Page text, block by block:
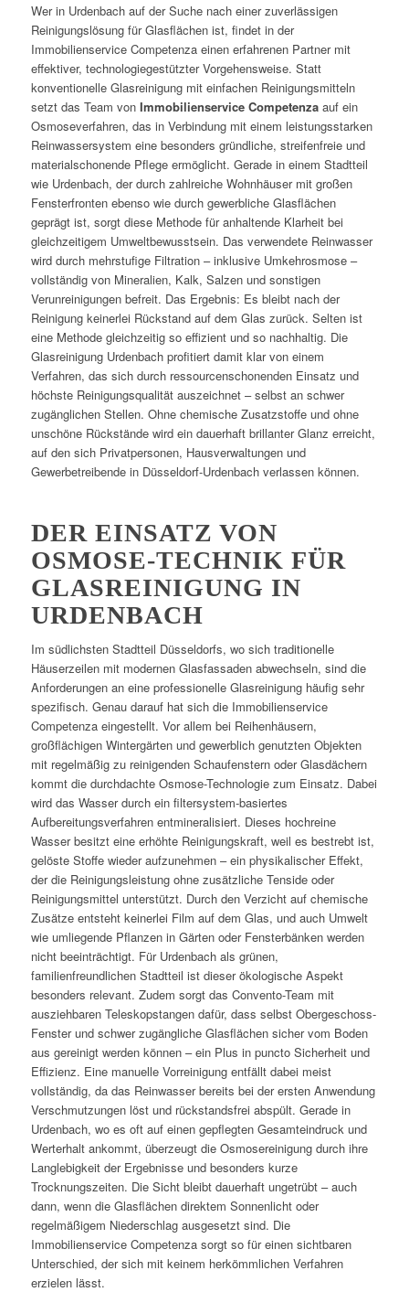
Wer in Urdenbach auf der Suche nach einer zuverlässigen
Reinigungslösung für Glasflächen ist, findet in der
Immobilienservice Competenza einen erfahrenen Partner mit
effektiver, technologiegestützter Vorgehensweise. Statt
konventionelle Glasreinigung mit einfachen Reinigungsmitteln
setzt das Team von Immobilienservice Competenzaauf ein
Osmoseverfahren, das in Verbindung mit einem leistungsstarken
Reinwassersystem eine besonders gründliche, streifenfreie und
materialschonende Pflege ermöglicht. Gerade in einem Stadtteil
wie Urdenbach, der durch zahlreiche Wohnhäuser mit großen
Fensterfronten ebenso wie durch gewerbliche Glasflächen
geprägt ist, sorgt diese Methode für anhaltende Klarheit bei
gleichzeitigem Umweltbewusstsein. Das verwendete Reinwasser
wird durch mehrstufige Filtration – inklusive Umkehrosmose –
vollständig von Mineralien, Kalk, Salzen und sonstigen
Verunreinigungen befreit. Das Ergebnis: Es bleibt nach der
Reinigung keinerlei Rückstand auf dem Glas zurück. Selten ist
eine Methode gleichzeitig so effizient und so nachhaltig. Die
Glasreinigung Urdenbach profitiert damit klar von einem
Verfahren, das sich durch ressourcenschonenden Einsatz und
höchste Reinigungsqualität auszeichnet – selbst an schwer
zugänglichen Stellen. Ohne chemische Zusatzstoffe und ohne
unschöne Rückstände wird ein dauerhaft brillanter Glanz erreicht,
auf den sich Privatpersonen, Hausverwaltungen und
Gewerbetreibende in Düsseldorf-Urdenbach verlassen können.
DER EINSATZ VON
OSMOSE-TECHNIK FÜR
GLASREINIGUNG IN
URDENBACH
Im südlichsten Stadtteil Düsseldorfs, wo sich traditionelle
Häuserzeilen mit modernen Glasfassaden abwechseln, sind die
Anforderungen an eine professionelle Glasreinigung häufig sehr
spezifisch. Genau darauf hat sich die Immobilienservice
Competenza eingestellt. Vor allem bei Reihenhäusern,
großflächigen Wintergärten und gewerblich genutzten Objekten
mit regelmäßig zu reinigenden Schaufenstern oder Glasdächern
kommt die durchdachte Osmose-Technologie zum Einsatz. Dabei
wird das Wasser durch ein filtersystem-basiertes
Aufbereitungsverfahren entmineralisiert. Dieses hochreine
Wasser besitzt eine erhöhte Reinigungskraft, weil es bestrebt ist,
gelöste Stoffe wieder aufzunehmen – ein physikalischer Effekt,
der die Reinigungsleistung ohne zusätzliche Tenside oder
Reinigungsmittel unterstützt. Durch den Verzicht auf chemische
Zusätze entsteht keinerlei Film auf dem Glas, und auch Umwelt
wie umliegende Pflanzen in Gärten oder Fensterbänken werden
nicht beeinträchtigt. Für Urdenbach als grünen,
familienfreundlichen Stadtteil ist dieser ökologische Aspekt
besonders relevant. Zudem sorgt das Convento-Team mit
ausziehbaren Teleskopstangen dafür, dass selbst Obergeschoss-
Fenster und schwer zugängliche Glasflächen sicher vom Boden
aus gereinigt werden können – ein Plus in puncto Sicherheit und
Effizienz. Eine manuelle Vorreinigung entfällt dabei meist
vollständig, da das Reinwasser bereits bei der ersten Anwendung
Verschmutzungen löst und rückstandsfrei abspült. Gerade in
Urdenbach, wo es oft auf einen gepflegten Gesamteindruck und
Werterhalt ankommt, überzeugt die Osmosereinigung durch ihre
Langlebigkeit der Ergebnisse und besonders kurze
Trocknungszeiten. Die Sicht bleibt dauerhaft ungetrübt – auch
dann, wenn die Glasflächen direktem Sonnenlicht oder
regelmäßigem Niederschlag ausgesetzt sind. Die
Immobilienservice Competenza sorgt so für einen sichtbaren
Unterschied, der sich mit keinem herkömmlichen Verfahren
erzielen lässt.